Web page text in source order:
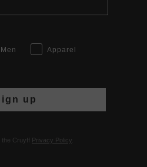
Men
Apparel
up
the Cruyff Privacy Policy